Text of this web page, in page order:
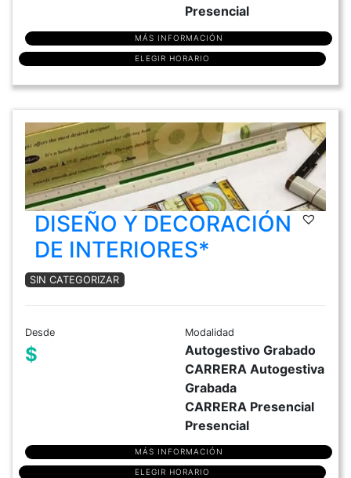
Presencial
MÁS INFORMACIÓN
ELEGIR HORARIO
DISEÑO Y DECORACIÓN
DE INTERIORES*
SIN CATEGORIZAR
Desde
$
Modalidad
Autogestivo Grabado
CARRERA Autogestiva
Grabada
CARRERA Presencial
Presencial
MÁS INFORMACIÓN
ELEGIR HORARIO